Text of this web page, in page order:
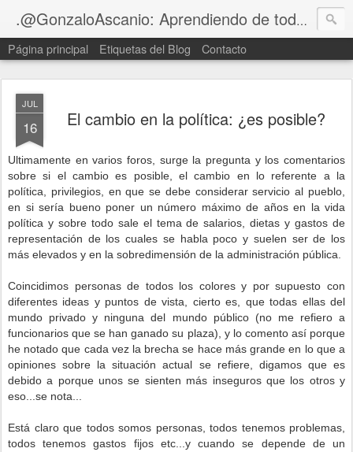
.@GonzaloAscanio: Aprendiendo de tod@s
Página principal Etiquetas del Blog Contacto
JUL
16 El cambio en la política: ¿es posible?
Ultimamente en varios foros, surge la pregunta y los comentarios
sobresi el cambio es posible, el cambio en lo referente a la
política, privilegios, en que se debe considerar servicio al pueblo,
en si sería bueno poner un número máximo de años en la vida
política y sobre todo sale el tema de salarios, dietas y gastos de
representación de los cuales se habla poco y suelen ser de los
más elevados y en la sobredimensión de la administración pública.
Coincidimos personas de todos los coloresy por supuesto con
diferentes ideas y puntos de vista, cierto es, que todas ellas del
mundo privado y ninguna del mundo público (no me refiero a
funcionarios que se han ganado su plaza), y lo comento así porque
he notado que cada vez la brecha se hace más grande en lo que a
opiniones sobre la situación actual se refiere, digamos que es
debido a porque unos se sienten más inseguros que los otros y
eso...se nota...
Está claro que todos somos personas, todos tenemos problemas,
todos tenemos gastos fijos etc...y cuando se depende de un